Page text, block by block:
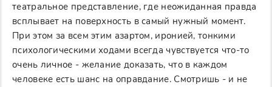
театральное представление, где неожиданная правда
всплывает на поверхность в самый нужный момент.
При этом за всем этим азартом, иронией, тонкими
психологическими ходами всегда чувствуется что-то
очень личное - желание доказать, что в каждом
человеке есть шанс на оправдание. Смотришь - и не